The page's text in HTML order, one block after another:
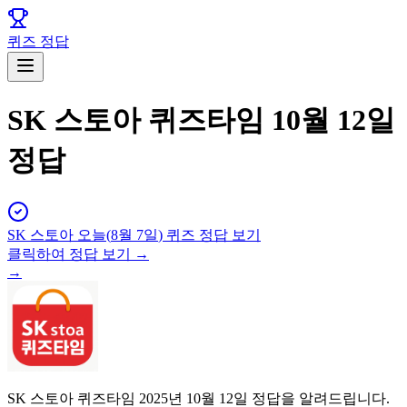
퀴즈 정답
SK 스토아 퀴즈타임 10월 12일
정답
SK 스토아 오늘(8월 7일) 퀴즈 정답 보기
클릭하여 정답 보기 →
→
SK 스토아 퀴즈타임 2025년 10월 12일 정답을 알려드립니다.